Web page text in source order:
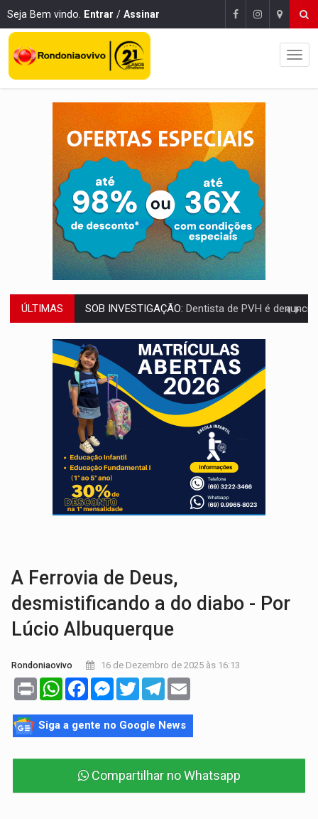
Seja Bem vindo. Entrar / Assinar
ÚLTIMAS ESQUEMA DE FRAUDES:Polícia Civil deflagra a terceira fase da
ASSESSOR FLAGRADO:Empresa e ONG que recebeu R$ 12 mi em emendas
INFLUENCIARIA ELEIÇÕES:Justiça Eleitoral manda tirar vídeo com suposta
CONEXÃO RONDONIAOVIVO:Marcio Barreto, pres. da ABAV-RO, alerta sobre golpes
DA RECICLAGEM AO SUCESSO:
'RIO OMERÊ': MPF pede condenação do Banco do Brasil por financiar
INFRAESTRUTURA: Vilhena realiza audiência pública sobre
SEM SISTEMA: Falha afeta atendimentos na Policlínica
A Ferrovia de Deus,
desmistificando a do diabo - Por
Lúcio Albuquerque
Rondoniaovivo 16 de Dezembro de 2025 às 16:13
Print WhatsAppFacebookMessenger
TwitterTelegram
Siga a gente no Google News
Compartilhar no Whatsapp